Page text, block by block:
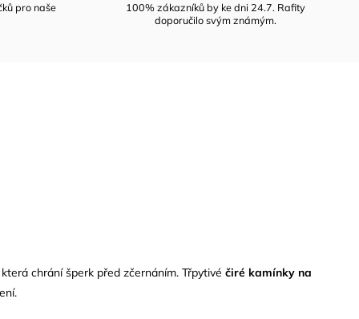
pro naše
100% zákazníků by ke dni 24.7. Rafity
doporučilo svým známým.
chrání šperk před zčernáním. Třpytivé čiré kamínky na